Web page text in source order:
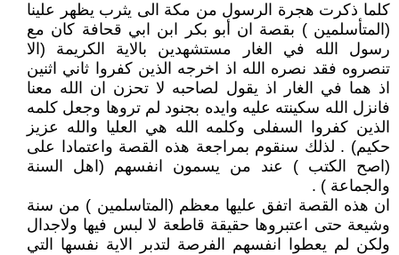
كلما ذكرت هجرة الرسول من مكة الى يثرب يظهر علينا
(المتأسلمين ) بقصة ان أبو بكر ابن ابي قحافة كان مع
رسول الله في الغار مستشهدين بالاية الكريمة (الا
تنصروه فقد نصره الله اذ اخرجه الذين كفروا ثاني اثنين
اذ هما في الغار اذ يقول لصاحبه لا تحزن ان الله معنا
فانزل الله سكينته عليه وايده بجنود لم تروها وجعل كلمه
الذين كفروا السفلى وكلمه الله هي العليا والله عزيز
حكيم) . لذلك سنقوم بمراجعة هذه القصة واعتمادا على
(اصح الكتب ) عند من يسمون انفسهم (اهل السنة
والجماعة ) .
ان هذه القصة اتفق عليها معظم (المتاسلمين ) من سنة
وشيعة حتى اعتبروها حقيقة قاطعة لا لبس فيها ولاجدال
ولكن لم يعطوا انفسهم الفرصة لتدبر الاية نفسها التي